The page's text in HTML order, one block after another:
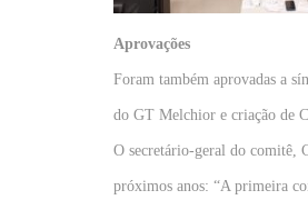
Aprovações
Foram também aprovadas a
do GT Melchior e criação de
O secretário-geral do comitê,
próximos anos: “A primeira